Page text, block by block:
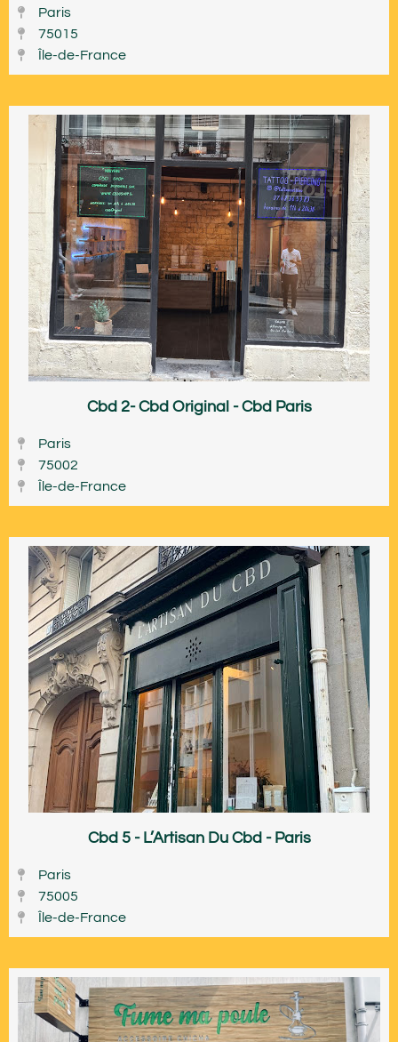
Paris
75015
Île-de-France
Cbd 2- Cbd Original - Cbd Paris
Paris
75002
Île-de-France
Cbd 5 - L’Artisan Du Cbd - Paris
Paris
75005
Île-de-France